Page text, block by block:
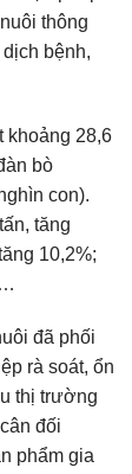
thông
bệnh,
khoảng 28,6
bò
con).
tăng
10,2%;
đã phối
rà soát, ổn
thị trường
đối
phẩm gia